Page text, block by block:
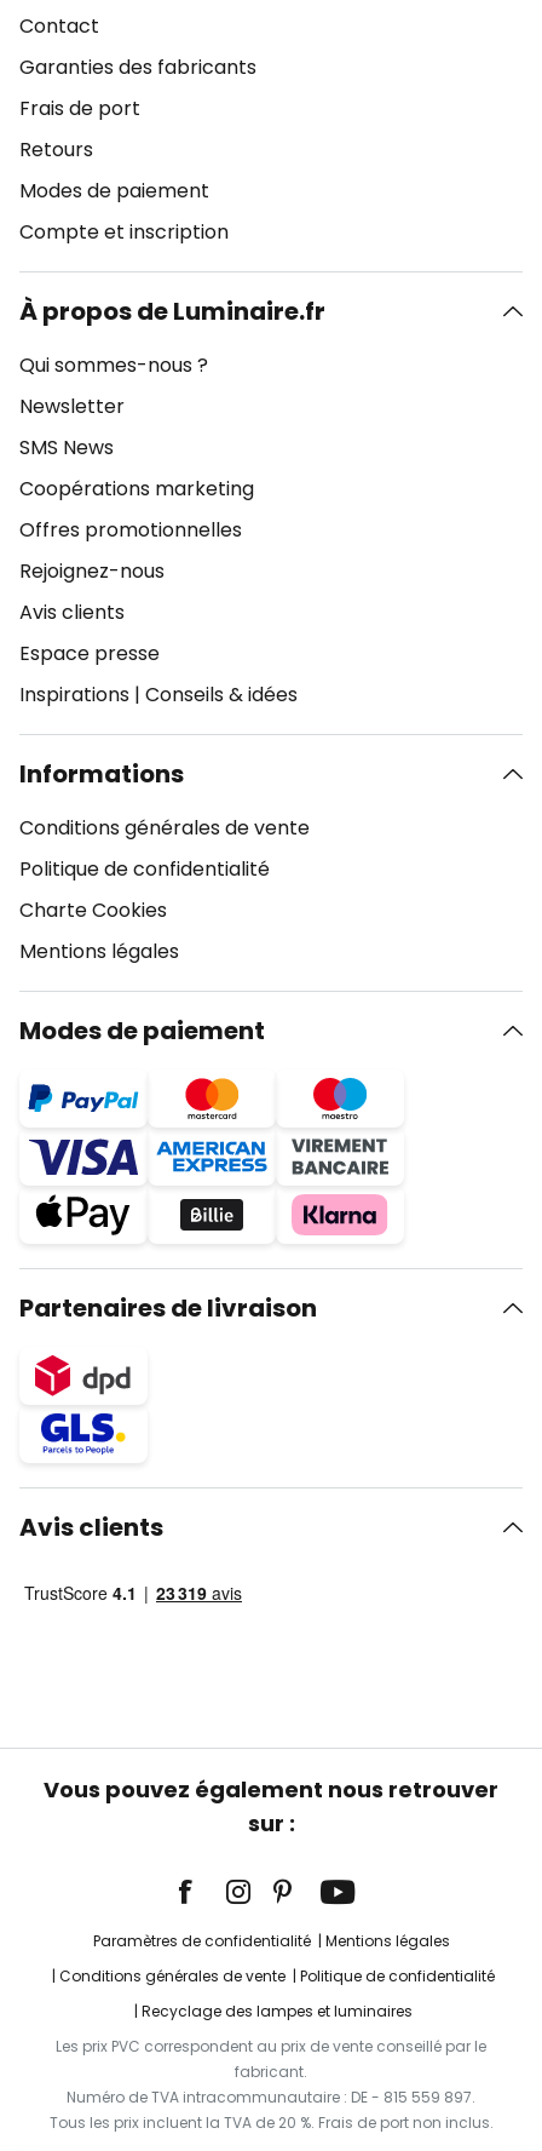
Contact
Garanties des fabricants
Frais de port
Retours
Modes de paiement
Compte et inscription
À propos de Luminaire.fr
Qui sommes-nous ?
Newsletter
SMS News
Coopérations marketing
Offres promotionnelles
Rejoignez-nous
Avis clients
Espace presse
Inspirations | Conseils & idées
Informations
Conditions générales de vente
Politique de confidentialité
Charte Cookies
Mentions légales
Modes de paiement
Partenaires de livraison
Avis clients
Vous pouvez également nous retrouver
sur :
Paramètres de confidentialité
Mentions légales
Conditions générales de vente
Politique de confidentialité
Recyclage des lampes et luminaires
Les prix PVC correspondent au prix de vente conseillé par le
fabricant.
Numéro de TVA intracommunautaire : DE - 815 559 897.
Tous les prix incluent la TVA de 20 %. Frais de port non inclus.